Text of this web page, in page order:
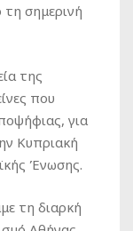
σημερινή
της
που
για
Κυπριακή
Ένωσης.
τη διαρκή